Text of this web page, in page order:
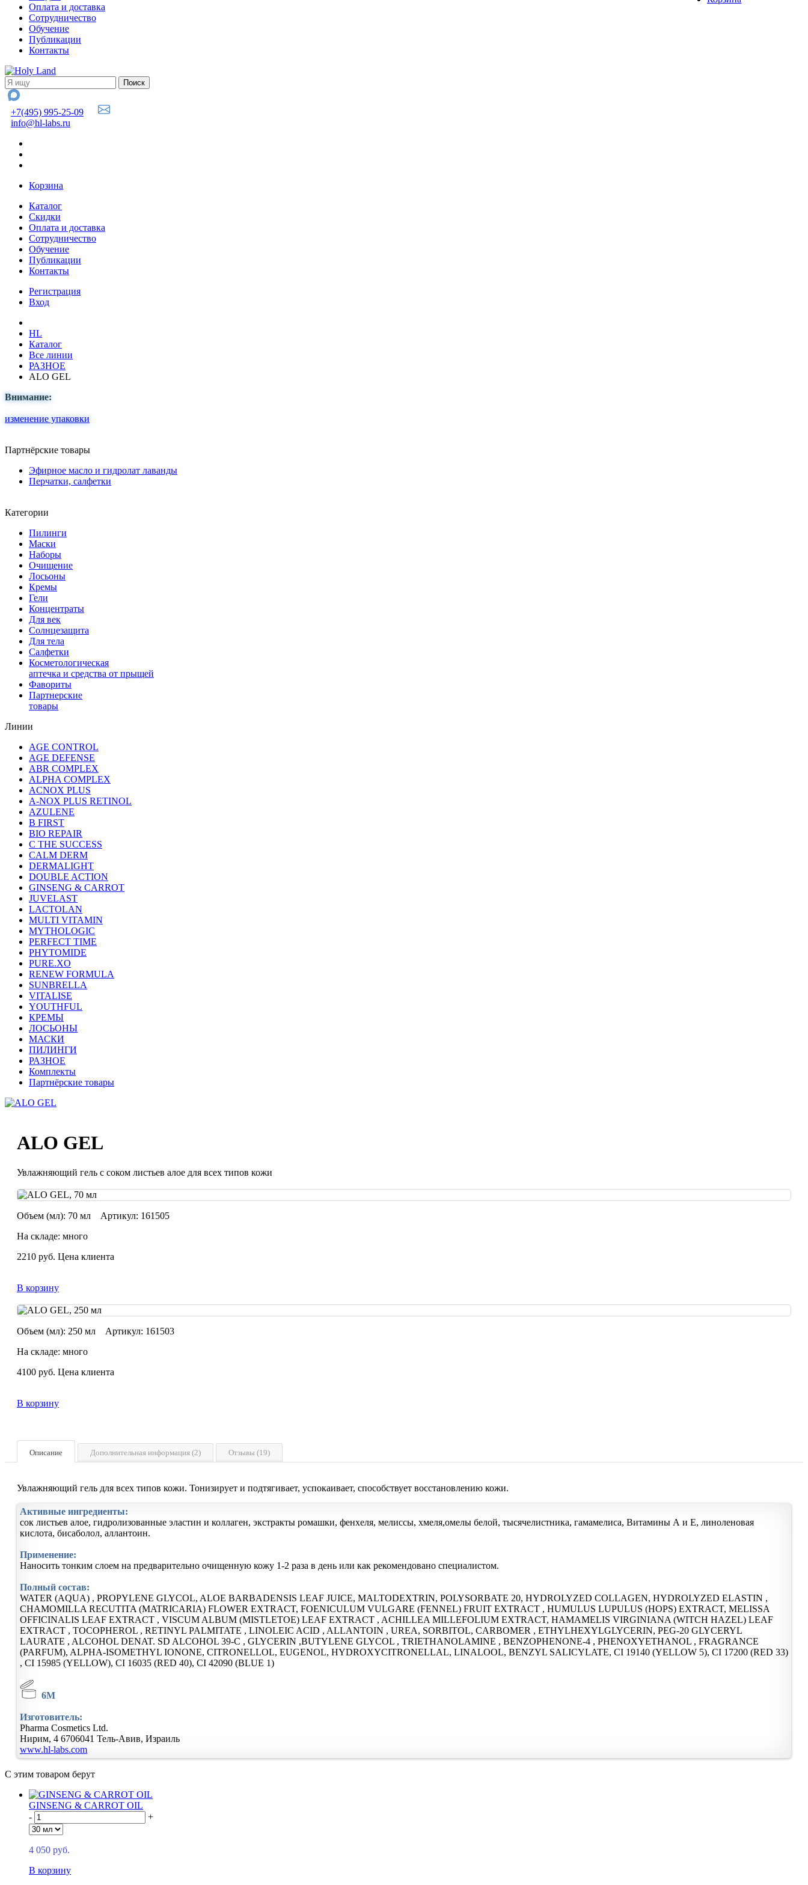
Оплата и доставка
Сотрудничество
Обучение
Публикации
Контакты
+7(495) 995-25-09
info@hl-labs.ru
Корзина
Каталог
Скидки
Оплата и доставка
Сотрудничество
Обучение
Публикации
Контакты
Регистрация
Вход
HL
Каталог
Все линии
РАЗНОЕ
ALO GEL
Внимание:
изменение упаковки
Партнёрские товары
Эфирное масло и гидролат лаванды
Перчатки, салфетки
Категории
Пилинги
Маски
Наборы
Очищение
Лосьоны
Кремы
Гели
Концентраты
Для век
Солнцезащита
Для тела
Салфетки
Косметологическая
аптечка и средства от прыщей
Фавориты
Партнерские
товары
Линии
AGE CONTROL
AGE DEFENSE
ABR COMPLEX
ALPHA COMPLEX
ACNOX PLUS
A-NOX PLUS RETINOL
AZULENE
B FIRST
BIO REPAIR
C THE SUCCESS
CALM DERM
DERMALIGHT
DOUBLE ACTION
GINSENG & CARROT
JUVELAST
LACTOLAN
MULTI VITAMIN
MYTHOLOGIC
PERFECT TIME
PHYTOMIDE
PURE.XO
RENEW FORMULA
SUNBRELLA
VITALISE
YOUTHFUL
КРЕМЫ
ЛОСЬОНЫ
МАСКИ
ПИЛИНГИ
РАЗНОЕ
Комплекты
Партнёрские товары
ALO GEL
Увлажняющий гель с соком листьев алое для всех типов кожи
Объем (мл): 70 мл Артикул: 161505
На складе: много
2210 руб. Цена клиента
В корзину
Объем (мл): 250 мл Артикул: 161503
На складе: много
4100 руб. Цена клиента
В корзину
Описание Дополнительная информация (2) Отзывы (19)
Увлажняющий гель для всех типов кожи. Тонизирует и подтягивает, успокаивает, способствует восстановлению кожи.
Активные ингредиенты:
сок листьев алое, гидролизованные эластин и коллаген, экстракты ромашки, фенхеля, мелиссы, хмеля,омелы белой, тысячелистника, гамамелиса, Витамины А и Е, линоленовая
кислота, бисаболол, аллантоин.
Применение:
Наносить тонким слоем на предварительно очищенную кожу 1-2 раза в день или как рекомендовано специалистом.
Полный состав:
WATER (AQUA) , PROPYLENE GLYCOL, ALOE BARBADENSIS LEAF JUICE, MALTODEXTRIN, POLYSORBATE 20, HYDROLYZED COLLAGEN, HYDROLYZED ELASTIN ,
CHAMOMILLA RECUTITA (MATRICARIA) FLOWER EXTRACT, FOENICULUM VULGARE (FENNEL) FRUIT EXTRACT , HUMULUS LUPULUS (HOPS) EXTRACT, MELISSA
OFFICINALIS LEAF EXTRACT , VISCUM ALBUM (MISTLETOE) LEAF EXTRACT , ACHILLEA MILLEFOLIUM EXTRACT, HAMAMELIS VIRGINIANA (WITCH HAZEL) LEAF
EXTRACT , TOCOPHEROL , RETINYL PALMITATE , LINOLEIC ACID , ALLANTOIN , UREA, SORBITOL, CARBOMER , ETHYLHEXYLGLYCERIN, PEG-20 GLYCERYL
LAURATE , ALCOHOL DENAT. SD ALCOHOL 39-C , GLYCERIN ,BUTYLENE GLYCOL , TRIETHANOLAMINE , BENZOPHENONE-4 , PHENOXYETHANOL , FRAGRANCE
(PARFUM), ALPHA-ISOMETHYL IONONE, CITRONELLOL, EUGENOL, HYDROXYCITRONELLAL, LINALOOL, BENZYL SALICYLATE, CI 19140 (YELLOW 5), CI 17200 (RED 33)
, CI 15985 (YELLOW), CI 16035 (RED 40), CI 42090 (BLUE 1)
6M
Изготовитель:
Pharma Cosmetics Ltd.
Нирим, 4 6706041 Тель-Авив, Израиль
www.hl-labs.com
С этим товаром берут
GINSENG & CARROT OIL
-
+
4 050 руб.
В корзину